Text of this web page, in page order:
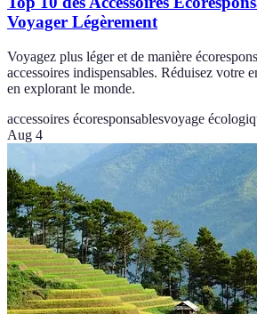
Voyager Légèrement
Voyagez plus léger et de manière
accessoires indispensables. Réduisez votre
en explorant le monde.
accessoires écoresponsablesvoyage
Aug 4